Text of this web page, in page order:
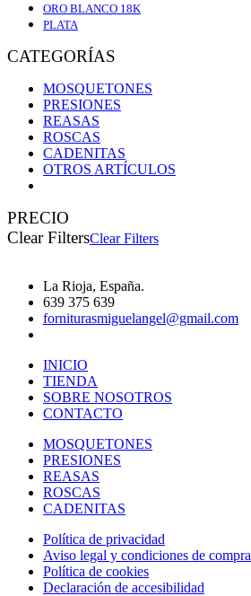
ORO BLANCO 18K
PLATA
CATEGORÍAS
MOSQUETONES
PRESIONES
REASAS
ROSCAS
CADENITAS
OTROS ARTÍCULOS
PRECIO
Clear FiltersClear Filters
La Rioja, España.
639 375 639
forniturasmiguelangel@gmail.com
INICIO
TIENDA
SOBRE NOSOTROS
CONTACTO
MOSQUETONES
PRESIONES
REASAS
ROSCAS
CADENITAS
Política de privacidad
Aviso legal y condiciones de compra
Política de cookies
Declaración de accesibilidad